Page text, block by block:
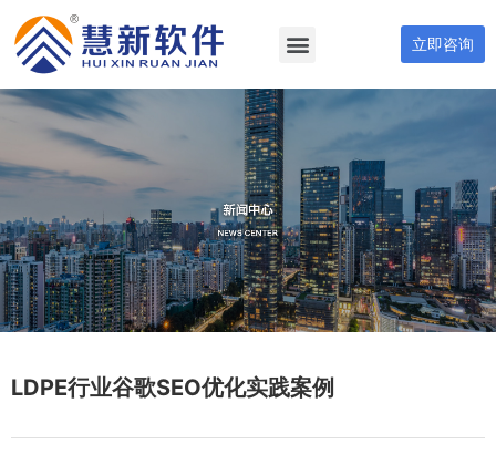
立即咨询
LDPE行业谷歌SEO优化实践案例